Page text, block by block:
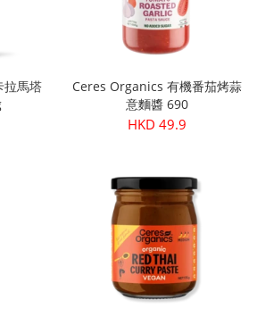
拉馬塔
Ceres Organics 有機番茄烤蒜
意麵醬 690
HKD 49.9